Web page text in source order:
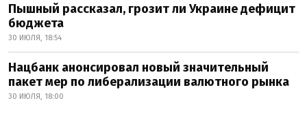
Пышный рассказал, грозит ли Украине дефицит
бюджета
30 ИЮЛЯ, 18:54
Нацбанк анонсировал новый значительный
пакет мер по либерализации валютного рынка
30 ИЮЛЯ, 18:00